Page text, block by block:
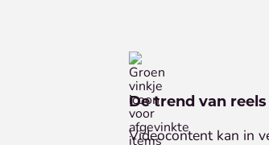
De trend van reels
Videocontent kan in